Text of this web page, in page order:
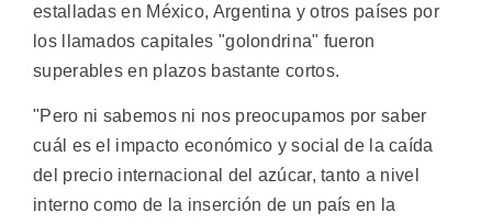
estalladas en México, Argentina y otros países por
los llamados capitales "golondrina" fueron
superables en plazos bastante cortos.
"Pero ni sabemos ni nos preocupamos por saber
cuál es el impacto económico y social de la caída
del precio internacional del azúcar, tanto a nivel
interno como de la inserción de un país en la